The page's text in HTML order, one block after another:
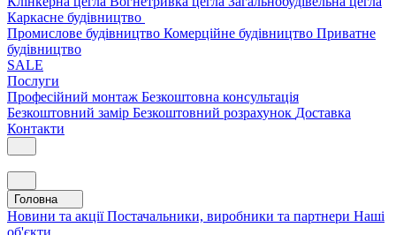
Каркасне будівництво
Промислове будівництво Комерційне будівництво Приватне
будівництво
SALE
Послуги
Професійний монтаж Безкоштовна консультація
Безкоштовний замір Безкоштовний розрахунок Доставка
Контакти
Головна
Новини та акціїПостачальники, виробники та партнери Наші
об'єкти